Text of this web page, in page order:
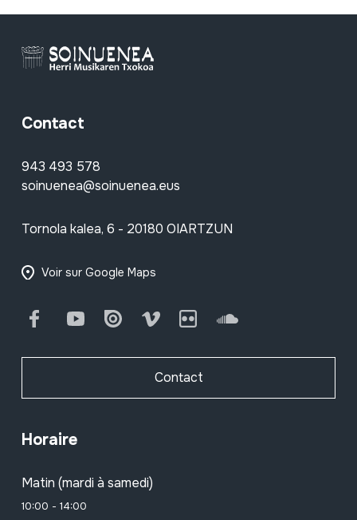
Contact
943 493 578
soinuenea@soinuenea.eus
Tornola kalea, 6 - 20180 OIARTZUN
Voir sur Google Maps
FacebookYoutube Issuu Vimeo Flickr SoundCloud
Contact
Horaire
Matin (mardi à samedi)
10:00 - 14:00